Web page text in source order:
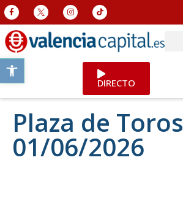
Abrir barra de herramientas
DIRECTO
Plaza de Toros
01/06/2026